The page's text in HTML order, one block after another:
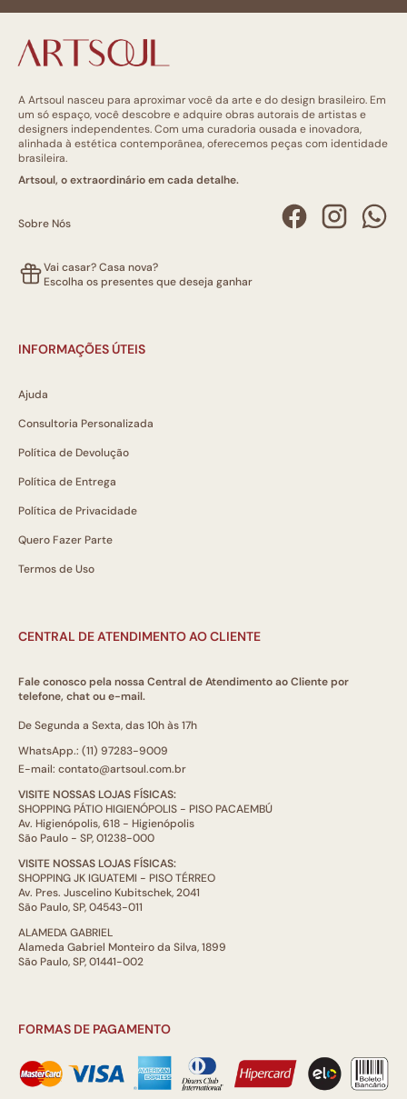
A Artsoul nasceu para aproximar você da arte e do design brasileiro. Em
um só espaço, você descobre e adquire obras autorais de artistas e
designers independentes. Com uma curadoria ousada e inovadora,
alinhada à estética contemporânea, oferecemos peças com identidade
brasileira.
Artsoul, o extraordinário em cada detalhe.
Sobre Nós
Vai casar? Casa nova?
Escolha os presentes que deseja ganhar
INFORMAÇÕES ÚTEIS
Ajuda
Consultoria Personalizada
Política de Devolução
Política de Entrega
Política de Privacidade
Quero Fazer Parte
Termos de Uso
CENTRAL DE ATENDIMENTO AO CLIENTE
Fale conosco pela nossa Central de Atendimento ao Cliente por
telefone, chat ou e-mail.
De Segunda a Sexta, das 10h às 17h
WhatsApp.: (11) 97283-9009
E-mail: contato@artsoul.com.br
VISITE NOSSAS LOJAS FÍSICAS:
SHOPPING PÁTIO HIGIENÓPOLIS - PISO PACAEMBÚ
Av. Higienópolis, 618 - Higienópolis
São Paulo - SP, 01238-000
VISITE NOSSAS LOJAS FÍSICAS:
SHOPPING JK IGUATEMI - PISO TÉRREO
Av. Pres. Juscelino Kubitschek, 2041
São Paulo, SP, 04543-011
ALAMEDA GABRIEL
Alameda Gabriel Monteiro da Silva, 1899
São Paulo, SP, 01441-002
FORMAS DE PAGAMENTO